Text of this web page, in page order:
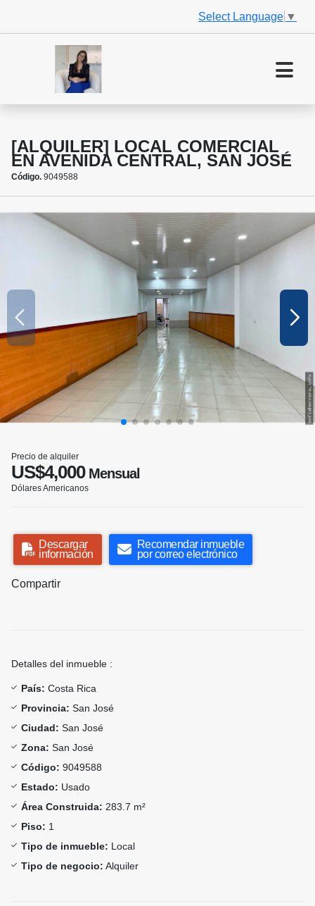
Select Language ▼
[ALQUILER] LOCAL COMERCIAL
EN AVENIDA CENTRAL, SAN JOSÉ
Código. 9049588
Precio de alquiler
US$4,000Mensual
Dólares Americanos
Descargar
información
Recomendar inmueble
por correo electrónico
Compartir
Detalles del inmueble :
País: Costa Rica
Provincia: San José
Ciudad: San José
Zona: San José
Código: 9049588
Estado: Usado
Área Construida: 283.7 m²
Piso: 1
Tipo de inmueble: Local
Tipo de negocio: Alquiler